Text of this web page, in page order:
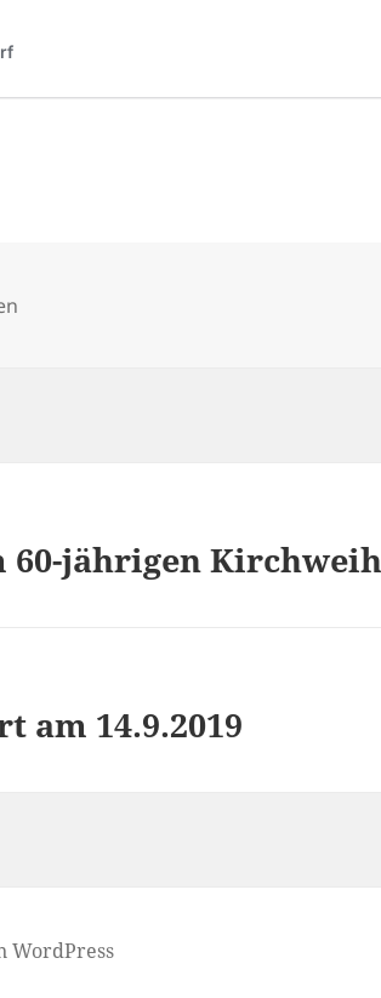
60-jährigen
am 14.9.2019
WordPress